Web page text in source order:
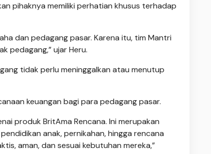
pihaknya memiliki perhatian khusus terhadap
dan pedagang pasar. Karena itu, tim Mantri
pedagang,” ujar Heru.
tidak perlu meninggalkan atau menutup
keuangan bagi para pedagang pasar.
produk BritAma Rencana. Ini merupakan
anak, pernikahan, hingga rencana
aman, dan sesuai kebutuhan mereka,”